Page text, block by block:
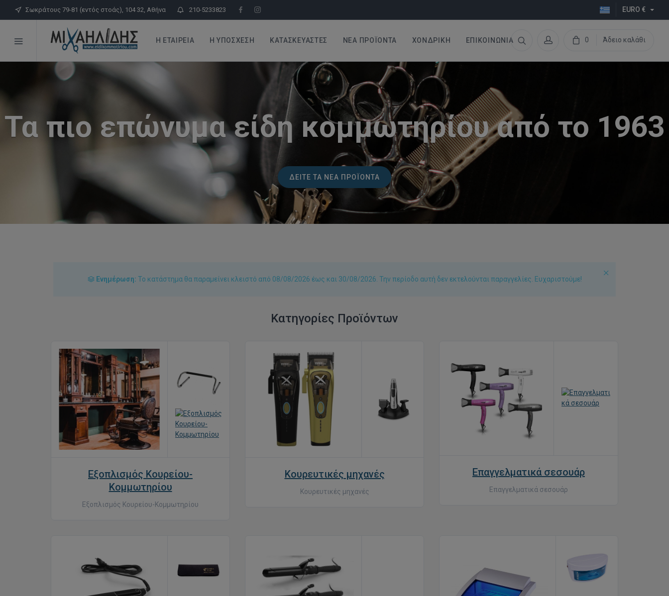
Σωκράτους 79-81 (εντός στοάς), 104 32, Αθήνα 210-5233823 EURO €
Η ΕΤΑΙΡΕΊΑ Η ΥΠΌΣΧΕΣΗ ΚΑΤΑΣΚΕΥΑΣΤΈΣ ΝΈΑ ΠΡΟΪΌΝΤΑ ΧΟΝΔΡΙΚΗ ΕΠΙΚΟΙΝΩΝΊΑ 0 Άδειο καλάθι
Τα πιο επώνυμα είδη κομμωτηρίου από το 1963
ΔΕΊΤΕ ΤΑ ΝΈΑ ΠΡΟΪΌΝΤΑ
Ενημέρωση: Το κατάστημα θα παραμείνει κλειστό από 08/08/2026 έως και 30/08/2026. Την περίοδο αυτή δεν εκτελούνται παραγγελίες. Ευχαριστούμε!
Κατηγορίες Προϊόντων
Εξοπλισμός Κουρείου-
Κομμωτηρίου
Εξοπλισμός Κουρείου-Κομμωτηρίου
Κουρευτικές μηχανές
Κουρευτικές μηχανές
Επαγγελματικά σεσουάρ
Επαγγελματικά σεσουάρ